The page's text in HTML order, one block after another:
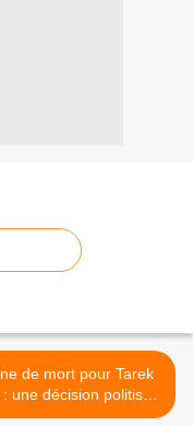
de mort pour Tarek
une décision politisée
(Député Russe) >